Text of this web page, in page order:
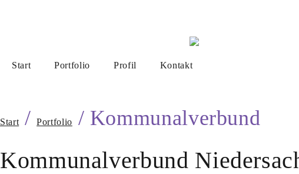
Start Portfolio Profil Kontakt
Start/Portfolio / Kommunalverbund
Kommunalverbund